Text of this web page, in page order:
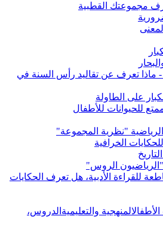
مجموعتك القطبية
- ماذا تعرف عن تقاليد رأس السنة في
على الطاولة
للحيوانات للأطفال
"نظرية المجموعة"
الخرافية
"الرياضيون الروس"
للقراءة الأدبية، هل تعرف الحكايات
المنهجية والتعليمية الدروس،